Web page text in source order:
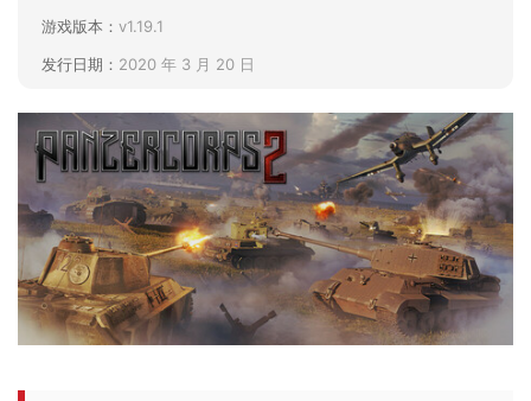
游戏版本： v1.19.1
发行日期： 2020 年 3 月 20 日